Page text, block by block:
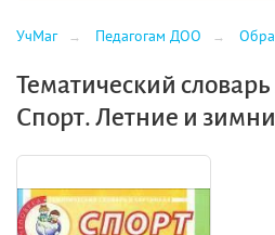
УчМаг Педагогам ДОО
Тематический
Спорт. Летние и